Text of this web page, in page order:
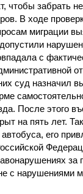
чтобы забрать
В ходе
миграции
с
суд назначил
После этого
на пять лет.
его
за
с нарушениями